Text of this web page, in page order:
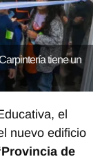
tiene un
el
nuevo edificio
de